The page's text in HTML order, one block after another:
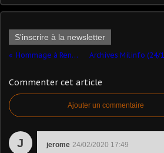
S'inscrire à la newsletter
Hommage à René Valette
Commenter cet article
Ajouter un commentaire
J jerome 24/02/2020 17:49